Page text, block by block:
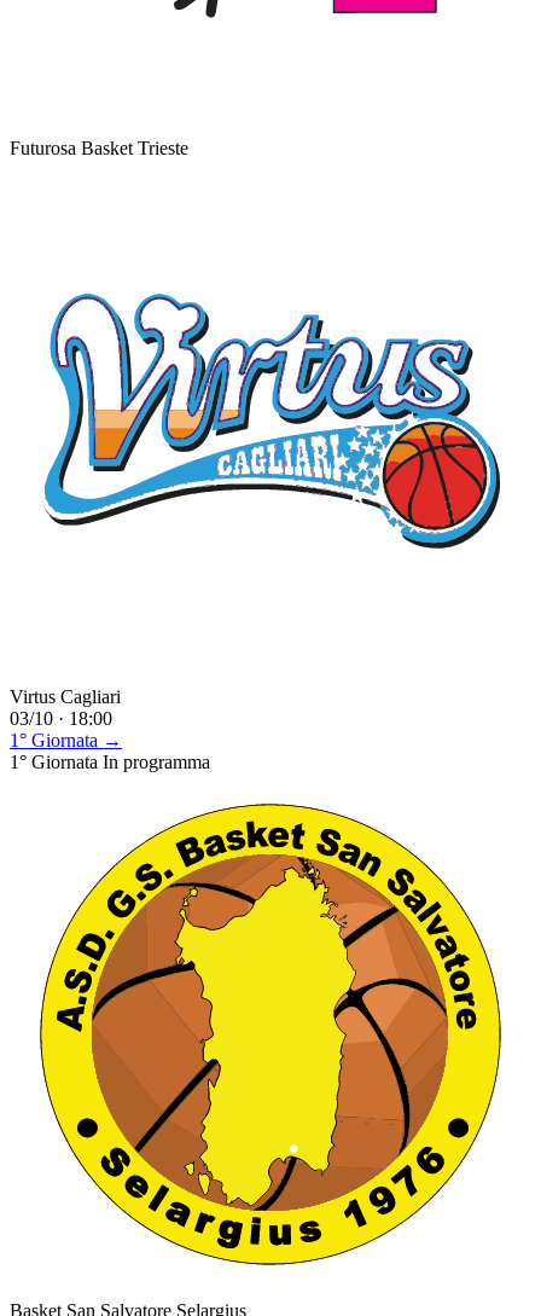
Futurosa Basket Trieste
Virtus Cagliari
03/10 · 18:00
1° Giornata →
1° Giornata In programma
Basket San Salvatore Selargius